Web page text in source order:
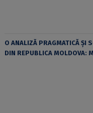
O ANALIZĂ PRAGMATICĂ ȘI
DIN REPUBLICA MOLDOVA: